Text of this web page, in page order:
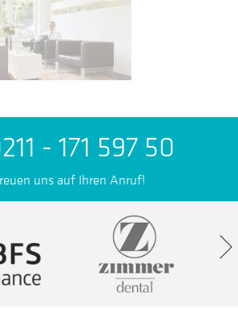
- 171 597 50
uns auf Ihren Anruf!